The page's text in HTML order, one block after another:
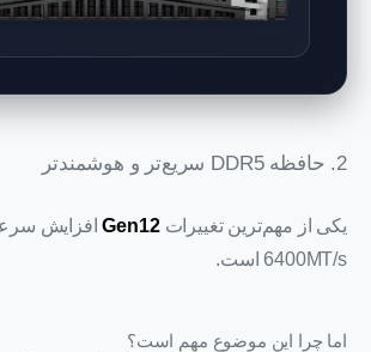
2. حافظه DDR5 سریع‌تر و هوشمندتر
یکی از مهم‌ترین تغییراتGen12افزایش
6400MT/s است.
اما چرا این موضوع مهم است؟